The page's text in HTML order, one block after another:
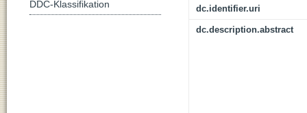
dc.identifier.uri
dc.description.abstract
DDC-Klassifikation